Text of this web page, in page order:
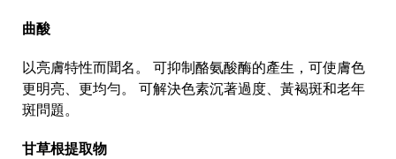
曲酸
以亮膚特性而聞名。 可抑制酪氨酸酶的產生，可使膚色
更明亮、更均勻。 可解決色素沉著過度、黃褐斑和老年
斑問題。
甘草根提取物